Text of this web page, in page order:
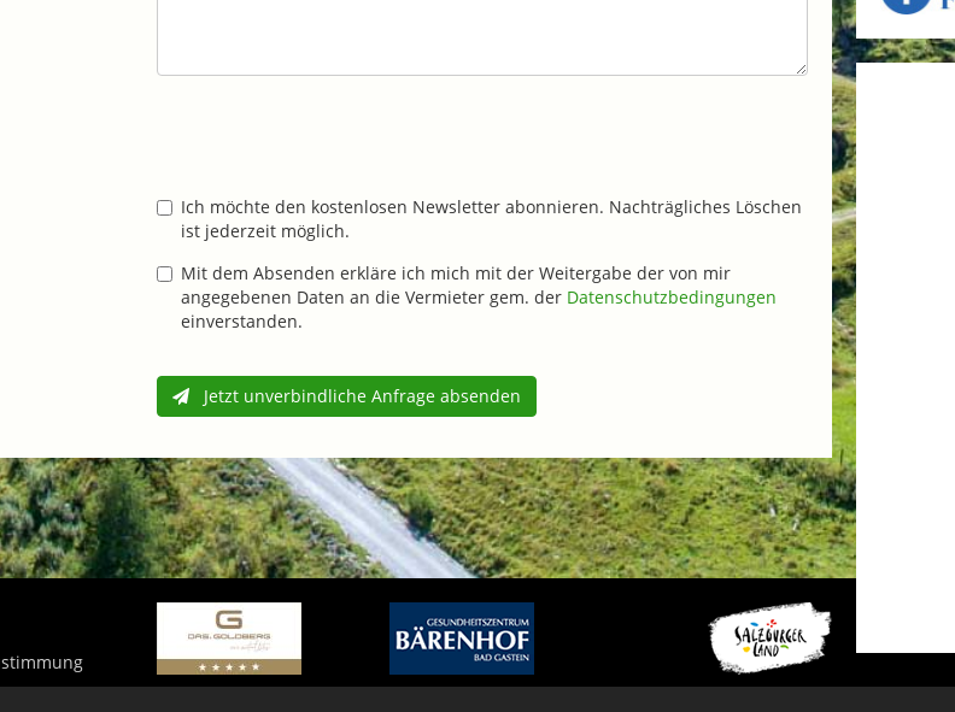
Ich möchte den kostenlosen Newsletter abonnieren. Nachträgliches Löschen
ist jederzeit möglich.
Mit dem Absenden erkläre ich mich mit der Weitergabe der von mir
angegebenen Daten an die Vermieter gem. der Datenschutzbedingungen
einverstanden.
Jetzt unverbindliche Anfrage absenden